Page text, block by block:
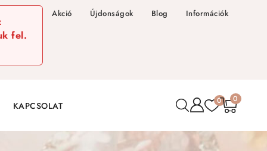
fel.
Akció Újdonságok Blog Információk
KAPCSOLAT 0 0